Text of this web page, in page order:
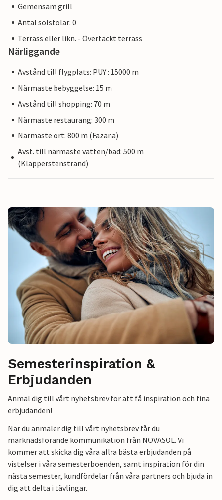
Gemensam grill
Antal solstolar: 0
Terrass eller likn. - Övertäckt terrass
Närliggande
Avstånd till flygplats: PUY : 15000 m
Närmaste bebyggelse: 15 m
Avstånd till shopping: 70 m
Närmaste restaurang: 300 m
Närmaste ort: 800 m (Fazana)
Avst. till närmaste vatten/bad: 500 m
(Klapperstenstrand)
Semesterinspiration &
Erbjudanden
Anmäl dig till vårt nyhetsbrev för att få inspiration och fina
erbjudanden!
När du anmäler dig till vårt nyhetsbrev får du
marknadsförande kommunikation från NOVASOL. Vi
kommer att skicka dig våra allra bästa erbjudanden på
vistelser i våra semesterboenden, samt inspiration för din
nästa semester, kundfördelar från våra partners och bjuda in
dig att delta i tävlingar.